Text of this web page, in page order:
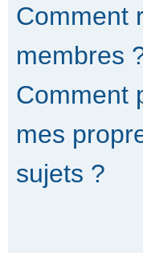
Comment
membres
Comment
mes
sujets ?